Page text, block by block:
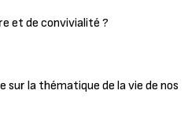
et de convivialité ?
la thématique de la vie de nos